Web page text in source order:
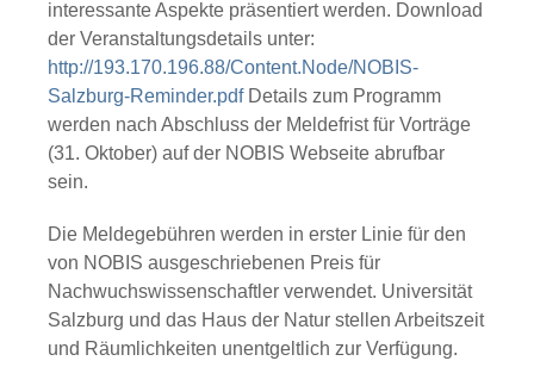
interessante Aspekte präsentiert werden. Download
der Veranstaltungsdetails unter:
http://193.170.196.88/Content.Node/NOBIS-
Salzburg-Reminder.pdfDetails zum Programm
werden nach Abschluss der Meldefrist für Vorträge
(31. Oktober) auf der NOBIS Webseite abrufbar
sein.
Die Meldegebühren werden in erster Linie für den
von NOBIS ausgeschriebenen Preis für
Nachwuchswissenschaftler verwendet. Universität
Salzburg und das Haus der Natur stellen Arbeitszeit
und Räumlichkeiten unentgeltlich zur Verfügung.